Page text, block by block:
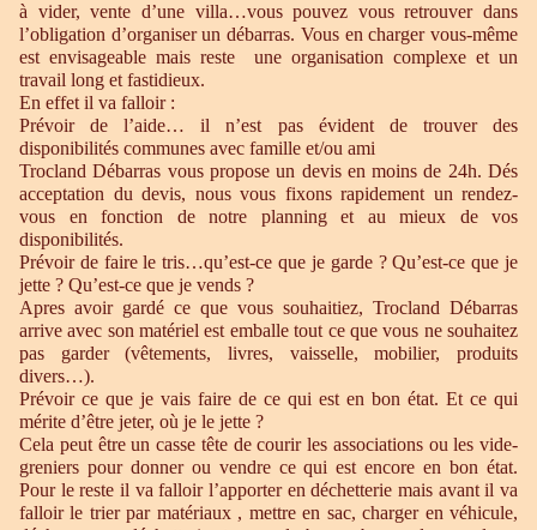
à vider, vente d’une villa…vous pouvez vous retrouver dans
l’obligation d’organiser un débarras. Vous en charger vous-même
est envisageable mais reste une organisation complexe et un
travail long et fastidieux.
En effet il va falloir :
Prévoir de l’aide… il n’est pas évident de trouver des
disponibilités communes avec famille et/ou ami
Trocland Débarras vous propose un devis en moins de 24h. Dés
acceptation du devis, nous vous fixons rapidement un rendez-
vous en fonction de notre planning et au mieux de vos
disponibilités.
Prévoir de faire le tris…qu’est-ce que je garde ? Qu’est-ce que je
jette ? Qu’est-ce que je vends ?
Apres avoir gardé ce que vous souhaitiez, Trocland Débarras
arrive avec son matériel est emballe tout ce que vous ne souhaitez
pas garder (vêtements, livres, vaisselle, mobilier, produits
divers…).
Prévoir ce que je vais faire de ce qui est en bon état. Et ce qui
mérite d’être jeter, où je le jette ?
Cela peut être un casse tête de courir les associations ou les vide-
greniers pour donner ou vendre ce qui est encore en bon état.
Pour le reste il va falloir l’apporter en déchetterie mais avant il va
falloir le trier par matériaux , mettre en sac, charger en véhicule,